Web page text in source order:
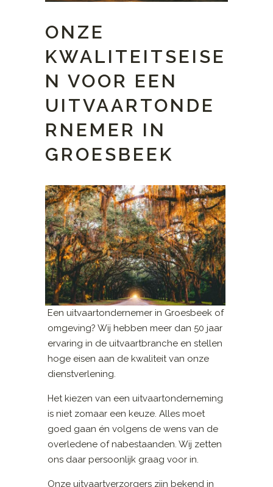
ONZE
KWALITEITSEISE
N VOOR EEN
UITVAARTONDE
RNEMER IN
GROESBEEK
Een uitvaartondernemer in Groesbeek of
omgeving? Wij hebben meer dan 50 jaar
ervaring in de uitvaartbranche en stellen
hoge eisen aan de kwaliteit van onze
dienstverlening.
Het kiezen van een uitvaartonderneming
is niet zomaar een keuze. Alles moet
goed gaan én volgens de wens van de
overledene of nabestaanden. Wij zetten
ons daar persoonlijk graag voor in.
Onze uitvaartverzorgers zijn bekend in